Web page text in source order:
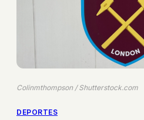
Colinmthompson / Shutterstock.com
DEPORTES